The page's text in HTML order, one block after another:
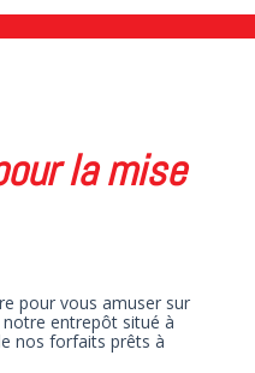
la mise
pour vous amuser sur
entrepôt situé à
nos forfaits prêts à